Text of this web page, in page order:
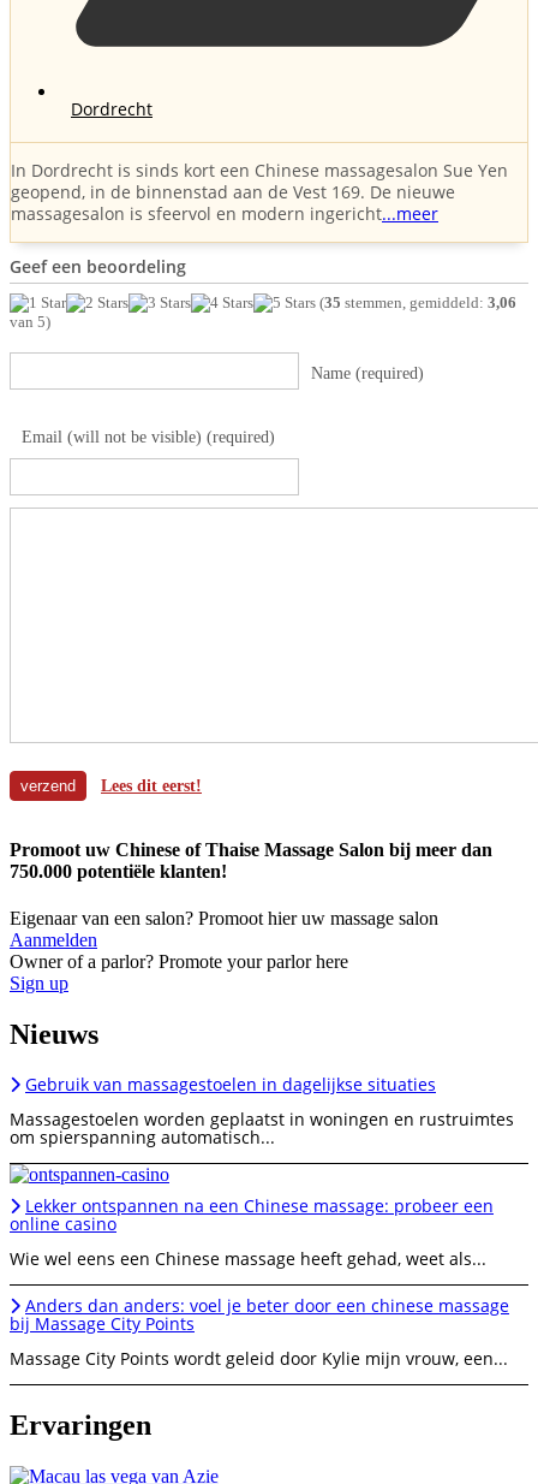
Dordrecht
In Dordrecht is sinds kort een Chinese massagesalon Sue Yen
geopend, in de binnenstad aan de Vest 169. De nieuwe
massagesalon is sfeervol en modern ingericht...meer
Geef een beoordeling
(35 stemmen, gemiddeld: 3,06
van 5)
Name (required)
Email (will not be visible) (required)
Lees dit eerst!
Promoot uw Chinese of Thaise Massage Salon bij meer dan
750.000 potentiële klanten!
Eigenaar van een salon? Promoot hier uw massage salon
Aanmelden
Owner of a parlor? Promote your parlor here
Sign up
Nieuws
Gebruik van massagestoelen in dagelijkse situaties
Massagestoelen worden geplaatst in woningen en rustruimtes
om spierspanning automatisch...
Lekker ontspannen na een Chinese massage: probeer een
online casino
Wie wel eens een Chinese massage heeft gehad, weet als...
Anders dan anders: voel je beter door een chinese massage
bij Massage City Points
Massage City Points wordt geleid door Kylie mijn vrouw, een...
Ervaringen